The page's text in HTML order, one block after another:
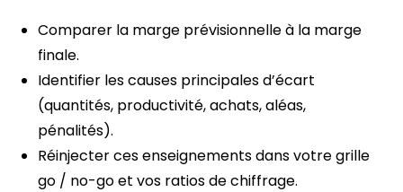
Comparer la marge prévisionnelle à la marge
finale.
Identifier les causes principales d’écart
(quantités, productivité, achats, aléas,
pénalités).
Réinjecter ces enseignements dans votre grille
go / no-go et vos ratios de chiffrage.